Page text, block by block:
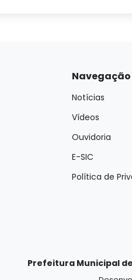
Navegação
Notícias
Vídeos
Ouvidoria
E-SIC
Política de
Prefeitura Municipal